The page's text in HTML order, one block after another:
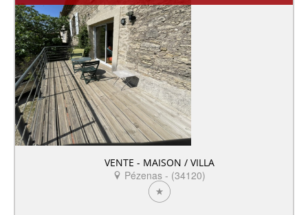
VENTE - MAISON / VILLA
Pézenas - (34120)